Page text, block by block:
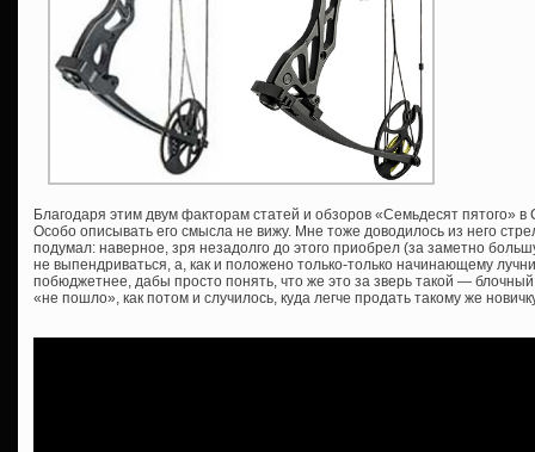
Благодаря этим двум факторам статей и обзоров «Семьдесят пятого»
Особо описывать его смысла не вижу. Мне тоже доводилось из него
подумал: наверное, зря незадолго до этого приобрел (за заметно
не выпендриваться, а, как и положено только-только начинающему
побюджетнее, дабы просто понять, что же это за зверь такой —
«не пошло», как потом и случилось, куда легче продать такому же